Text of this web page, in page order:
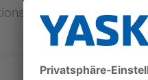
für S5-115U/F